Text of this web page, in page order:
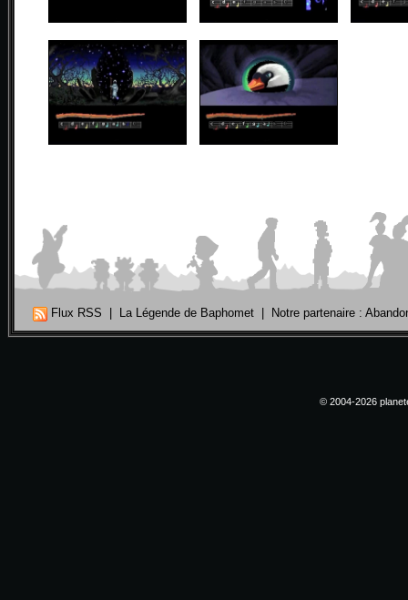
Flux RSS La Légende de Baphomet Notre partenaire :
© 2004-2026